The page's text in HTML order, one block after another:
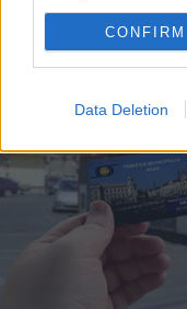
CONFIRM
Data Deletion